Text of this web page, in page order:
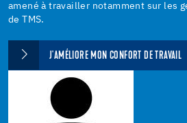
amené à travailler notamment sur les
de TMS.
J'AMÉLIORE MON CONFORT DE TRAVAIL